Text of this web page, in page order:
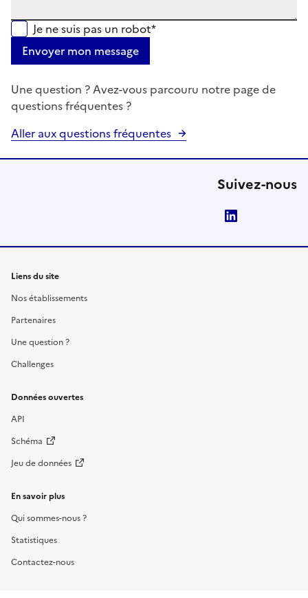
Je ne suis pas un robot*
Envoyer mon message
Une question ? Avez-vous parcouru notre page de
questions fréquentes ?
Aller aux questions fréquentes
Suivez-nous
Liens du site
Nos établissements
Partenaires
Une question ?
Challenges
Données ouvertes
API
Schéma
Jeu de données
En savoir plus
Qui sommes-nous ?
Statistiques
Contactez-nous